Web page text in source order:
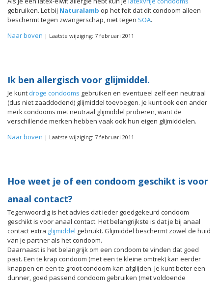
gebruiken. Let bij Naturalamb op het feit dat dit condoom alleen
beschermt tegen zwangerschap, niet tegen SOA.
Naar boven | Laatste wijziging: 7 februari 2011
Ik ben allergisch voor glijmiddel.
Je kunt droge condooms gebruiken en eventueel zelf een neutraal
(dus niet zaaddodend) glijmiddel toevoegen. Je kunt ook een ander
merk condooms met neutraal glijmiddel proberen, want de
verschillende merken hebben vaak ook hun eigen glijmiddelen.
Naar boven | Laatste wijziging: 7 februari 2011
Hoe weet je of een condoom geschikt is voor
anaal contact?
Tegenwoordig is het advies dat ieder goedgekeurd condoom
geschikt is voor anaal contact. Het belangrijkste is dat je bij anaal
contact extra glijmiddel gebruikt. Glijmiddel beschermt zowel de huid
van je partner als het condoom.
Daarnaast is het belangrijk om een condoom te vinden dat goed
past. Een te krap condoom (met een te kleine omtrek) kan eerder
knappen en een te groot condoom kan afglijden. Je kunt beter een
dunner, goed passend condoom gebruiken (met voldoende